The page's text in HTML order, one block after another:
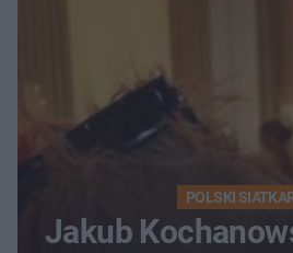
POLSKI
Jakub